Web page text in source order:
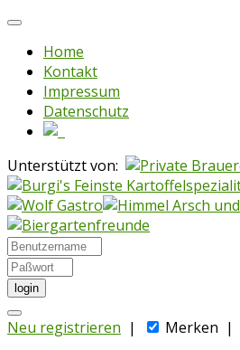
Home
Kontakt
Impressum
Datenschutz
Unterstützt von:
login
Neu registrieren | Merken |